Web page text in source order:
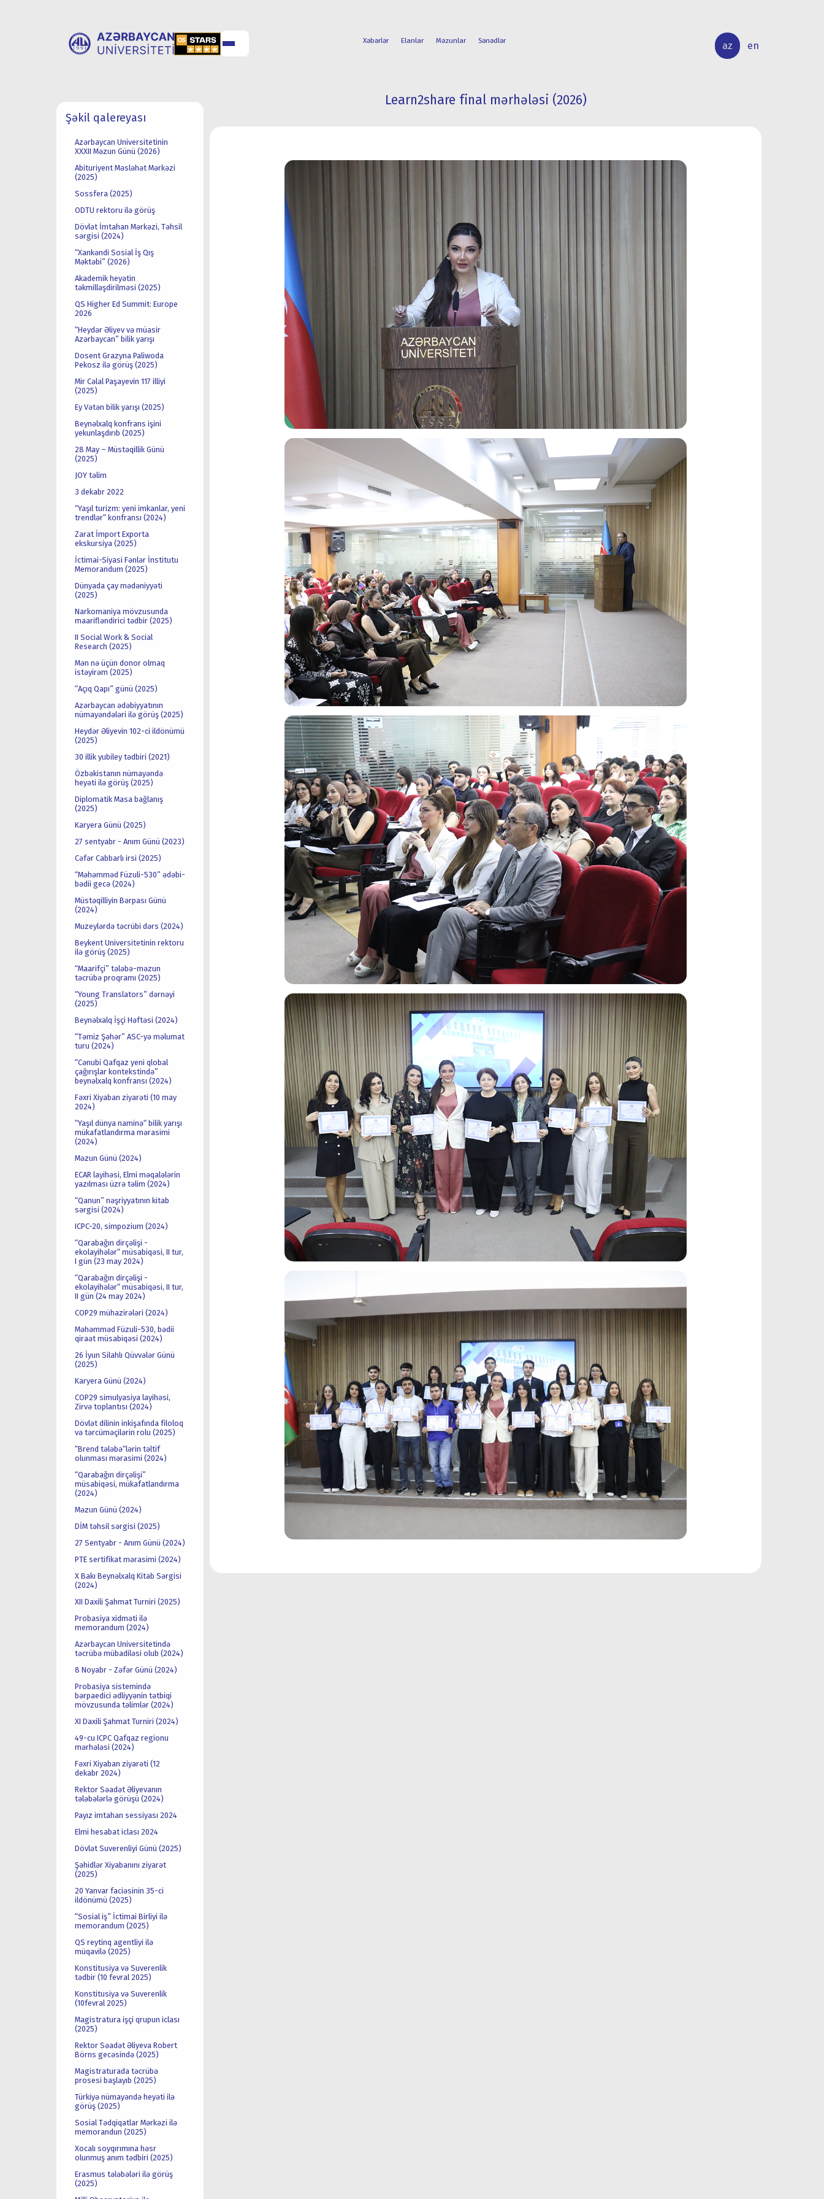
Xəbərlər Elanlar Məzunlar Sənədlər az en
UNİVERSİTET
HAQQINDA
Şəkil qalereyası
Azərbaycan Universitetinin
XXXII Məzun Günü (2026)
Abituriyent Məsləhət Mərkəzi
(2025)
Sossfera (2025)
ODTU rektoru ilə görüş
Dövlət İmtahan Mərkəzi, Təhsil
sərgisi (2024)
“Xankəndi Sosial İş Qış
Məktəbi” (2026)
Akademik heyətin
təkmilləşdirilməsi (2025)
QS Higher Ed Summit: Europe
2026
“Heydər Əliyev və müasir
Azərbaycan” bilik yarışı
Dosent Grazyna Paliwoda
Pekosz ilə görüş (2025)
Mir Cəlal Paşayevin 117 illiyi
(2025)
Ey Vətən bilik yarışı (2025)
Beynəlxalq konfrans işini
yekunlaşdırıb (2025)
28 May – Müstəqillik Günü
(2025)
JOY təlim
3 dekabr 2022
“Yaşıl turizm: yeni imkanlar, yeni
trendlər“ konfransı (2024)
Zarat İmport Exporta
ekskursiya (2025)
İctimai-Siyasi Fənlər İnstitutu
Memorandum (2025)
Dünyada çay mədəniyyəti
(2025)
Narkomaniya mövzusunda
maarifləndirici tədbir (2025)
II Social Work & Social
Research (2025)
Mən nə üçün donor olmaq
istəyirəm (2025)
“Açıq Qapı” günü (2025)
Azərbaycan ədəbiyyatının
nümayəndələri ilə görüş (2025)
Heydər Əliyevin 102-ci ildönümü
(2025)
30 illik yubiley tədbiri (2021)
Özbəkistanın nümayəndə
heyəti ilə görüş (2025)
Diplomatik Masa bağlanış
(2025)
Karyera Günü (2025)
27 sentyabr - Anım Günü (2023)
Cəfər Cabbarlı irsi (2025)
“Məhəmməd Füzuli-530” ədəbi-
bədii gecə (2024)
Müstəqilliyin Bərpası Günü
(2024)
Muzeylərdə təcrübi dərs (2024)
Beykent Universitetinin rektoru
ilə görüş (2025)
“Maarifçi” tələbə-məzun
təcrübə proqramı (2025)
“Young Translators” dərnəyi
(2025)
Beynəlxalq İşçi Həftəsi (2024)
“Təmiz Şəhər” ASC-yə məlumat
turu (2024)
“Cənubi Qafqaz yeni qlobal
çağırışlar kontekstində”
beynəlxalq konfransı (2024)
Fəxri Xiyaban ziyarəti (10 may
2024)
“Yaşıl dünya naminə“ bilik yarışı
mükafatlandırma mərasimi
(2024)
Məzun Günü (2024)
ECAR layihəsi, Elmi məqalələrin
yazılması üzrə təlim (2024)
“Qanun” nəşriyyatının kitab
sərgisi (2024)
ICPC-20, simpozium (2024)
“Qarabağın dirçəlişi -
ekolayihələr“ müsabiqəsi, II tur,
I gün (23 may 2024)
“Qarabağın dirçəlişi -
ekolayihələr“ müsabiqəsi, II tur,
II gün (24 may 2024)
COP29 mühazirələri (2024)
Məhəmməd Füzuli-530, bədii
qiraət müsabiqəsi (2024)
26 İyun Silahlı Qüvvələr Günü
(2025)
Karyera Günü (2024)
COP29 simulyasiya layihəsi,
Zirvə toplantısı (2024)
Dövlət dilinin inkişafında filoloq
və tərcüməçilərin rolu (2025)
“Brend tələbə“lərin təltif
olunması mərasimi (2024)
“Qarabağın dirçəlişi”
müsabiqəsi, mükafatlandırma
(2024)
Məzun Günü (2024)
DİM təhsil sərgisi (2025)
27 Sentyabr - Anım Günü (2024)
PTE sertifikat mərasimi (2024)
X Bakı Beynəlxalq Kitab Sərgisi
(2024)
XII Daxili Şahmat Turniri (2025)
Probasiya xidməti ilə
memorandum (2024)
Azərbaycan Universitetində
təcrübə mübadiləsi olub (2024)
8 Noyabr - Zəfər Günü (2024)
Probasiya sistemində
bərpaedici ədliyyənin tətbiqi
mövzusunda təlimlər (2024)
XI Daxili Şahmat Turniri (2024)
49-cu ICPC Qafqaz regionu
mərhələsi (2024)
Fəxri Xiyaban ziyarəti (12
dekabr 2024)
Rektor Səadət Əliyevanın
tələbələrlə görüşü (2024)
Payız imtahan sessiyası 2024
Elmi hesabat iclası 2024
Dövlət Suverenliyi Günü (2025)
Şəhidlər Xiyabanını ziyarət
(2025)
20 Yanvar faciəsinin 35-ci
ildönümü (2025)
“Sosial iş” İctimai Birliyi ilə
memorandum (2025)
QS reytinq agentliyi ilə
müqavilə (2025)
Konstitusiya və Suverenlik
tədbir (10 fevral 2025)
Konstitusiya və Suverenlik
(10fevral 2025)
Magistratura işçi qrupun iclası
(2025)
Rektor Səadət Əliyeva Robert
Börns gecəsində (2025)
Magistraturada təcrübə
prosesi başlayıb (2025)
Türkiyə nümayəndə heyəti ilə
görüş (2025)
Sosial Tədqiqatlar Mərkəzi ilə
memorandun (2025)
Xocalı soyqırımına həsr
olunmuş anım tədbiri (2025)
Erasmus tələbələri ilə görüş
(2025)
Learn2share final mərhələsi (2026)